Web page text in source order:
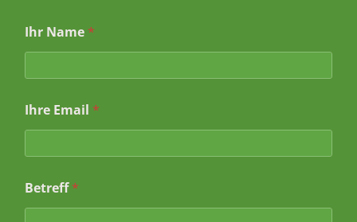
Ihr Name *
*
I
r
Ihre Email *
Betreff*